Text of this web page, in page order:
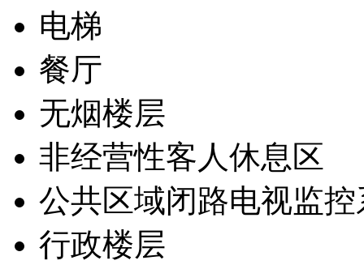
电梯
餐厅
无烟楼层
非经营性客人休息区
公共区域闭路电视监控
行政楼层